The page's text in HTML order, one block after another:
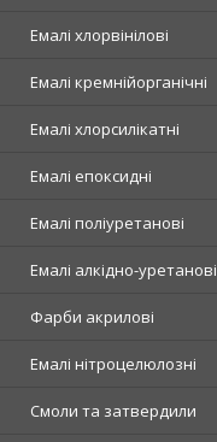
Емалі хлорвінілові
Емалі кремнійорганічні
Емалі хлорсилікатні
Емалі епоксидні
Емалі поліуретанові
Емалі алкідно-уретанові
Фарби акрилові
Емалі нітроцелюлозні
Смоли та затвердили